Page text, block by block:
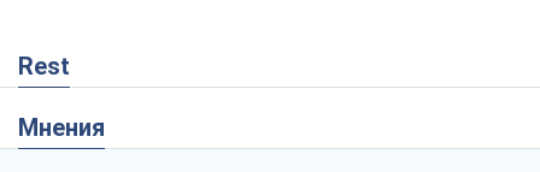
Rest
Мнения